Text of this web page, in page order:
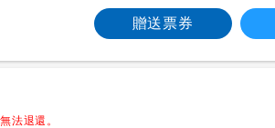
贈送票券
法退還。